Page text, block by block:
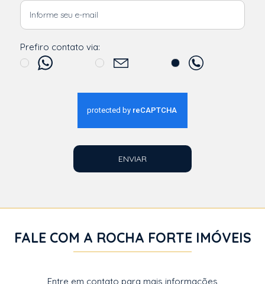
Prefiro contato via:
ENVIAR
FALE COM A ROCHA FORTE IMÓVEIS
Entre em contato para mais informações